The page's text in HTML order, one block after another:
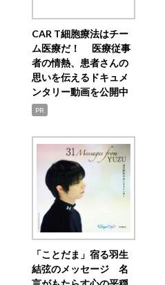
CAR T細胞療法はチー
ム医療だ！ 医療従事
者の情熱、患者さんの
思いを伝えるドキュメ
ンタリー動画を公開中
PR
「ことだま」宿る羽生
結弦のメッセージ 名